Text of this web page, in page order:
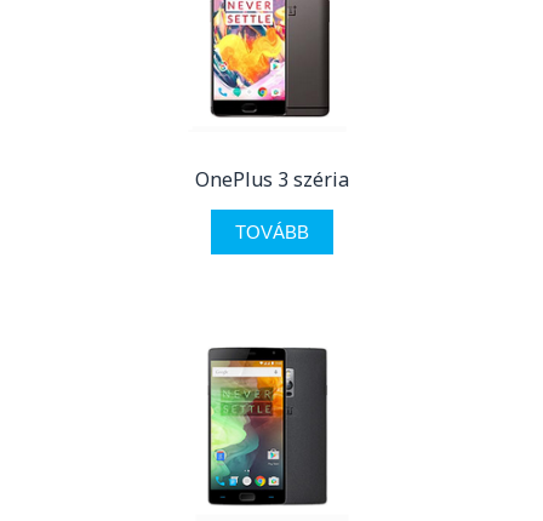
OnePlus 3 széria
TOVÁBB